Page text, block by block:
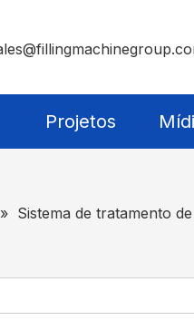
Projetos
» Sistema de tratamento